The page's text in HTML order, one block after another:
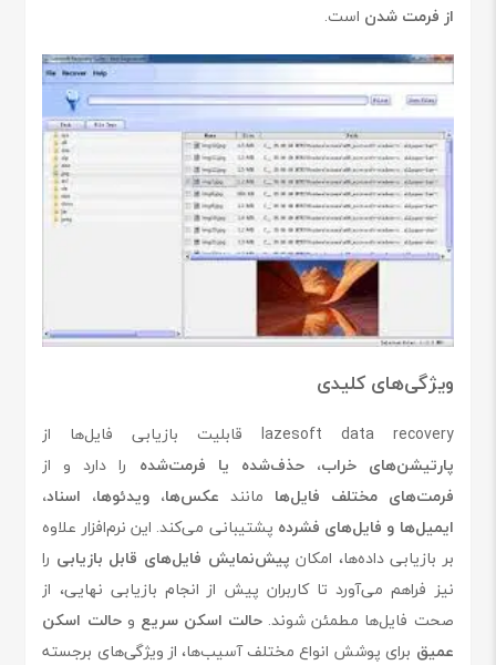
از فرمت شدن است.
ویژگی‌های کلیدی
lazesoft data recovery قابلیت بازیابی فایل‌ها از
پارتیشن‌های خراب، حذف‌شده یا فرمت‌شده را دارد و از
فرمت‌های مختلف فایل‌ها مانند عکس‌ها، ویدئوها، اسناد،
ایمیل‌ها و فایل‌های فشرده پشتیبانی می‌کند. این نرم‌افزار علاوه
بر بازیابی داده‌ها، امکان پیش‌نمایش فایل‌های قابل بازیابی را
نیز فراهم می‌آورد تا کاربران پیش از انجام بازیابی نهایی، از
صحت فایل‌ها مطمئن شوند. حالت اسکن سریع وحالت اسکن
عمیق برای پوشش انواع مختلف آسیب‌ها، از ویژگی‌های برجسته